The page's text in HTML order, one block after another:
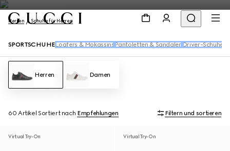
Herren Schuhe für Herren
SPORTSCHUHE Loafers & Mokassins Pantoletten & Sandalen Driver-Schuhe
Herren Damen
60 Artikel Sortiert nach Empfehlungen Filtern und sortieren
Virtual Try-On Virtual Try-On